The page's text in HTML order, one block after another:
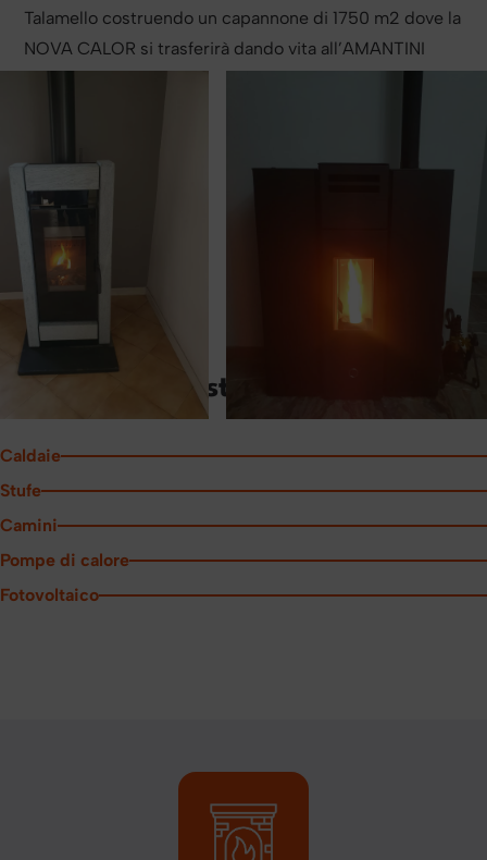
Talamello costruendo un capannone di 1750 m2 dove la
NOVA CALOR si trasferirà dando vita all’AMANTINI
Alcune delle nostre realizzazioni
Caldaie
Stufe
Camini
Pompe di calore
Fotovoltaico